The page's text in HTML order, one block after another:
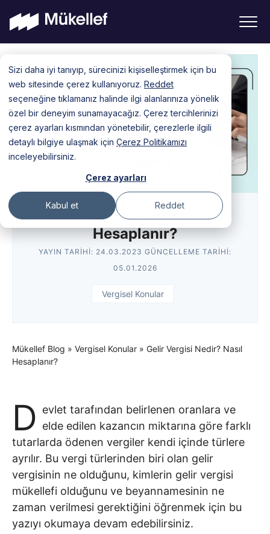
Sizi daha iyi tanıyıp, sürecinizi kişiselleştirmek için bu
web sitesinde çerez kullanıyoruz. Reddet
seçeneğine tıklamanız halinde ilgi alanlarınıza yönelik
özel bir deneyim sunamayacağız. Çerez tercihlerinizi
çerez ayarları kısmından yönetebilir, çerezlerle ilgili
detaylı bilgiye ulaşmak için Çerez Politikamızı
inceleyebilirsiniz.
Çerez ayarları
Kabul et Reddet
content
Gelir Vergisi Nedir? Nasıl
Hesaplanır?
YAYIN TARIHI: 24.03.2023 GÜNCELLEME TARIHI:
05.01.2026
Vergisel Konular
Mükellef Blog » Vergisel Konular » Gelir Vergisi Nedir? Nasıl
Hesaplanır?
D evlet tarafından belirlenen oranlara ve
elde edilen kazancın miktarına göre farklı
tutarlarda ödenen vergiler kendi içinde türlere
ayrılır. Bu vergi türlerinden biri olan gelir
vergisinin ne olduğunu, kimlerin gelir vergisi
mükellefi olduğunu ve beyannamesinin ne
zaman verilmesi gerektiğini öğrenmek için bu
yazıyı okumaya devam edebilirsiniz.